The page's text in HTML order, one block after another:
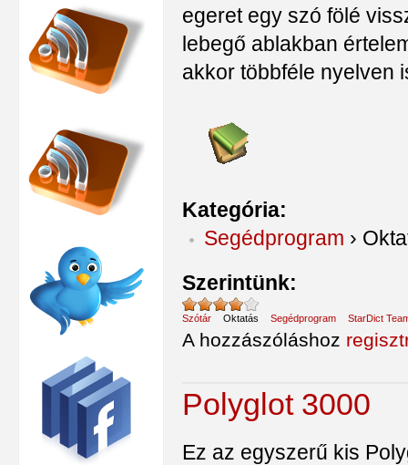
egeret egy szó fölé
lebegő ablakban
akkor többféle nyelven
Kategória:
Segédprogram ›
Szerintünk:
Szótár Oktatás Segédprogram StarDict
A hozzászóláshoz
Polyglot 3000
Ez az egyszerű kis